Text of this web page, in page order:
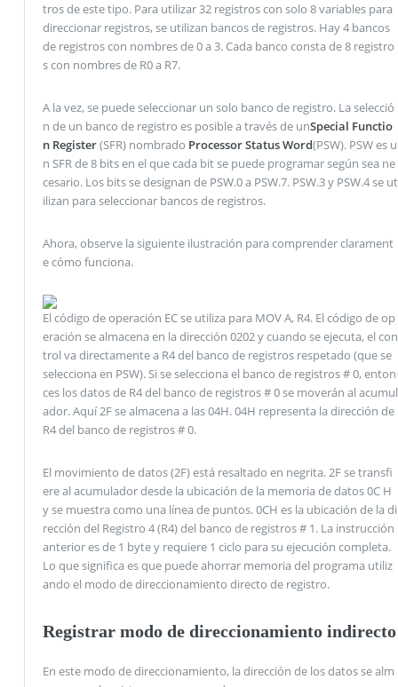
tros de este tipo. Para utilizar 32 registros con solo 8 variables para
direccionar registros, se utilizan bancos de registros. Hay 4 bancos
de registros con nombres de 0 a 3. Cada banco consta de 8 registro
s con nombres de R0 a R7.
A la vez, se puede seleccionar un solo banco de registro. La selecció
n de un banco de registro es posible a través de unSpecial Functio
n Register(SFR) nombrado Processor Status Word(PSW). PSW es ​​u
n SFR de 8 bits en el que cada bit se puede programar según sea ne
cesario. Los bits se designan de PSW.0 a PSW.7. PSW.3 y PSW.4 se ut
ilizan para seleccionar bancos de registros.
Ahora, observe la siguiente ilustración para comprender clarament
e cómo funciona.
El código de operación EC se utiliza para MOV A, R4. El código de op
eración se almacena en la dirección 0202 y cuando se ejecuta, el con
trol va directamente a R4 del banco de registros respetado (que se
selecciona en PSW). Si se selecciona el banco de registros # 0, enton
ces los datos de R4 del banco de registros # 0 se moverán al acumul
ador. Aquí 2F se almacena a las 04H. 04H representa la dirección de
R4 del banco de registros # 0.
El movimiento de datos (2F) está resaltado en negrita. 2F se transfi
ere al acumulador desde la ubicación de la memoria de datos 0C H
y se muestra como una línea de puntos. 0CH es la ubicación de la di
rección del Registro 4 (R4) del banco de registros # 1. La instrucción
anterior es de 1 byte y requiere 1 ciclo para su ejecución completa.
Lo que significa es que puede ahorrar memoria del programa utiliz
ando el modo de direccionamiento directo de registro.
Registrar modo de direccionamiento indirecto
En este modo de direccionamiento, la dirección de los datos se alm